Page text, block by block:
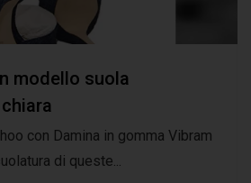
modello suola
con Damina in gomma Vibram
di queste...